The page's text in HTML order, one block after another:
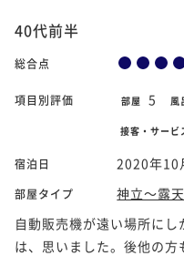
40代前半
総合点
項目別評価 部屋 5 風
接客・サービ
宿泊日 2020年10
部屋タイプ
神立～露
自動販売機が遠い場所に
は、思いました。後他の